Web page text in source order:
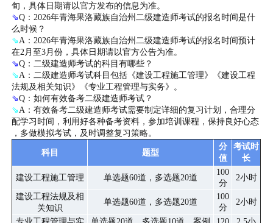
旬，具体日期请以官方发布的信息为准。
⇘Q：2026年青海果洛藏族自治州二级建造师考试的报名时间是什
么时候？
⇘A：2026年青海果洛藏族自治州二级建造师考试的报名时间预计
在2月至3月份，具体日期请以官方公告为准。
⇘Q：二级建造师考试的科目有哪些？
⇘A：二级建造师考试科目包括《建设工程施工管理》《建设工程
法规及相关知识》《专业工程管理与实务》。
⇘Q：如何有效备考二级建造师考试？
⇘A：有效备考二级建造师考试需要制定详细的复习计划，合理分
配学习时间，利用好各种备考资料，参加培训课程，保持良好心态
，多做模拟考试，及时调整复习策略。
科目
题型
分
值
考试时
长
建设工程施工管理
单选题60道，多选题20道
100
分
2小时
建设工程法规及相
关知识
单选题60道，多选题20道
100
分
2小时